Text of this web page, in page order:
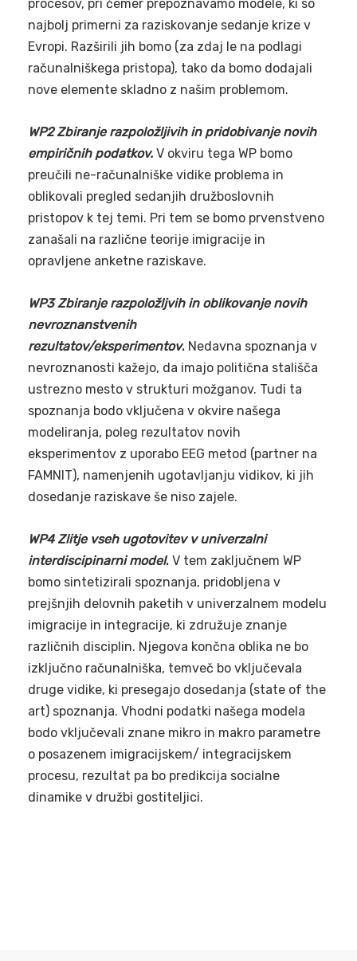
procesov, pri čemer prepoznavamo modele, ki so
najbolj primerni za raziskovanje sedanje krize v
Evropi. Razširili jih bomo (za zdaj le na podlagi
računalniškega pristopa), tako da bomo dodajali
nove elemente skladno z našim problemom.
WP2 Zbiranje razpoložljivih in pridobivanje novih
empiričnih podatkov. V okviru tega WP bomo
preučili ne-računalniške vidike problema in
oblikovali pregled sedanjih družboslovnih
pristopov k tej temi. Pri tem se bomo prvenstveno
zanašali na različne teorije imigracije in
opravljene anketne raziskave.
WP3 Zbiranje razpoložljvih in oblikovanje novih
nevroznanstvenih
rezultatov/eksperimentov. Nedavna spoznanja v
nevroznanosti kažejo, da imajo politična stališča
ustrezno mesto v strukturi možganov. Tudi ta
spoznanja bodo vključena v okvire našega
modeliranja, poleg rezultatov novih
eksperimentov z uporabo EEG metod (partner na
FAMNIT), namenjenih ugotavljanju vidikov, ki jih
dosedanje raziskave še niso zajele.
WP4 Zlitje vseh ugotovitev v univerzalni
interdiscipinarni model. V tem zaključnem WP
bomo sintetizirali spoznanja, pridobljena v
prejšnjih delovnih paketih v univerzalnem modelu
imigracije in integracije, ki združuje znanje
različnih disciplin. Njegova končna oblika ne bo
izključno računalniška, temveč bo vključevala
druge vidike, ki presegajo dosedanja (state of the
art) spoznanja. Vhodni podatki našega modela
bodo vključevali znane mikro in makro parametre
o posazenem imigracijskem/ integracijskem
procesu, rezultat pa bo predikcija socialne
dinamike v družbi gostiteljici.